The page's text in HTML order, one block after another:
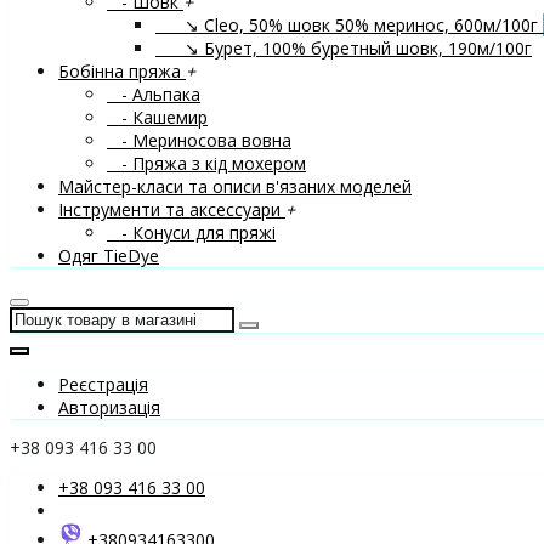
↘ Cleo, 50% шовк 50% меринос, 600м/100г
↘ Бурет, 100% буретный шовк, 190м/100г
Бобінна пряжа +
- Альпака
- Кашемир
- Мериносова вовна
- Пряжа з кід мохером
Майстер-класи та описи в'язаних моделей
Інструменти та аксессуари +
- Конуси для пряжі
Одяг TieDye
Реєстрація
Авторизація
+38 093 416 33 00
+38 093 416 33 00